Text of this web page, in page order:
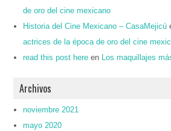
de oro del cine mexicano
Historia del Cine Mexicano – CasaMejicú
actrices de la época de oro del cine
read this post here en Los maquillajes
Archivos
noviembre 2021
mayo 2020